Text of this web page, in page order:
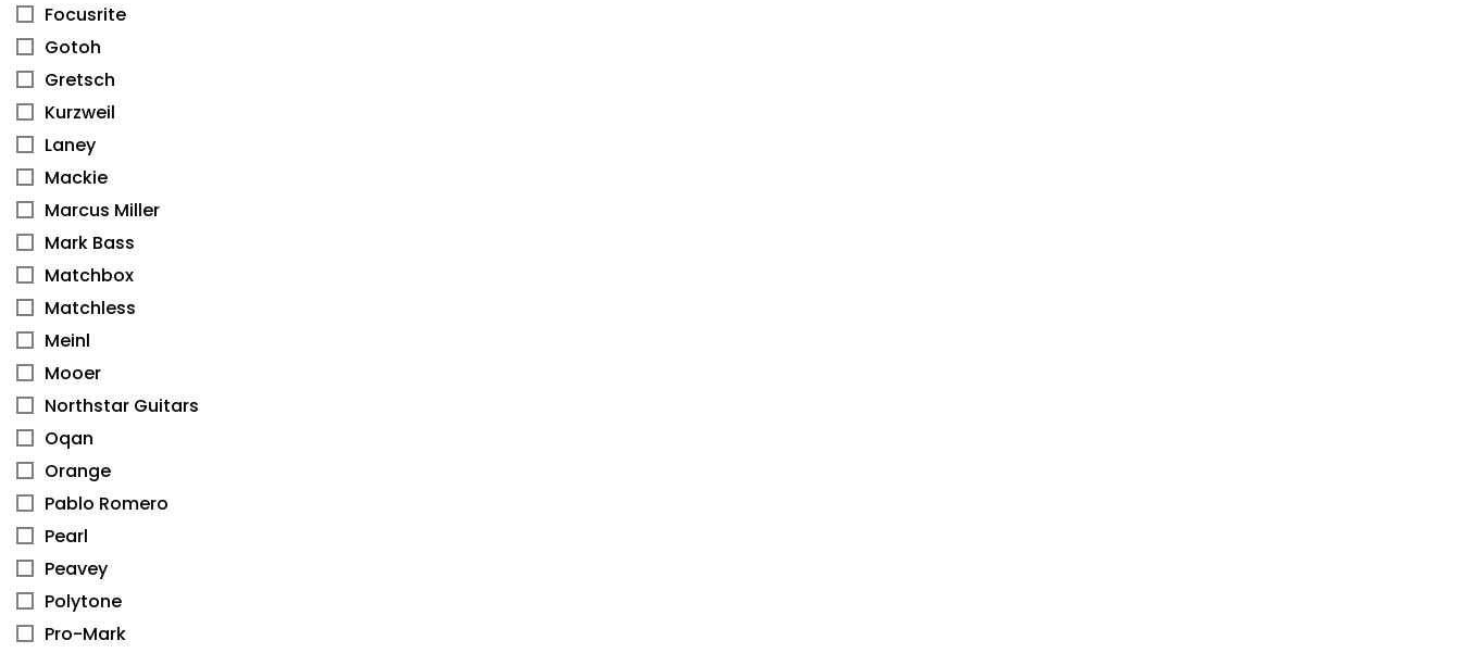
Focusrite
Gotoh
Gretsch
Kurzweil
Laney
Mackie
Marcus Miller
Mark Bass
Matchbox
Matchless
Meinl
Mooer
Northstar Guitars
Oqan
Orange
Pablo Romero
Pearl
Peavey
Polytone
Pro-Mark